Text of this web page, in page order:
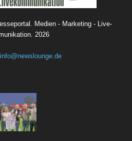
Medien - Marketing - Live-
2026
info@newslounge.de